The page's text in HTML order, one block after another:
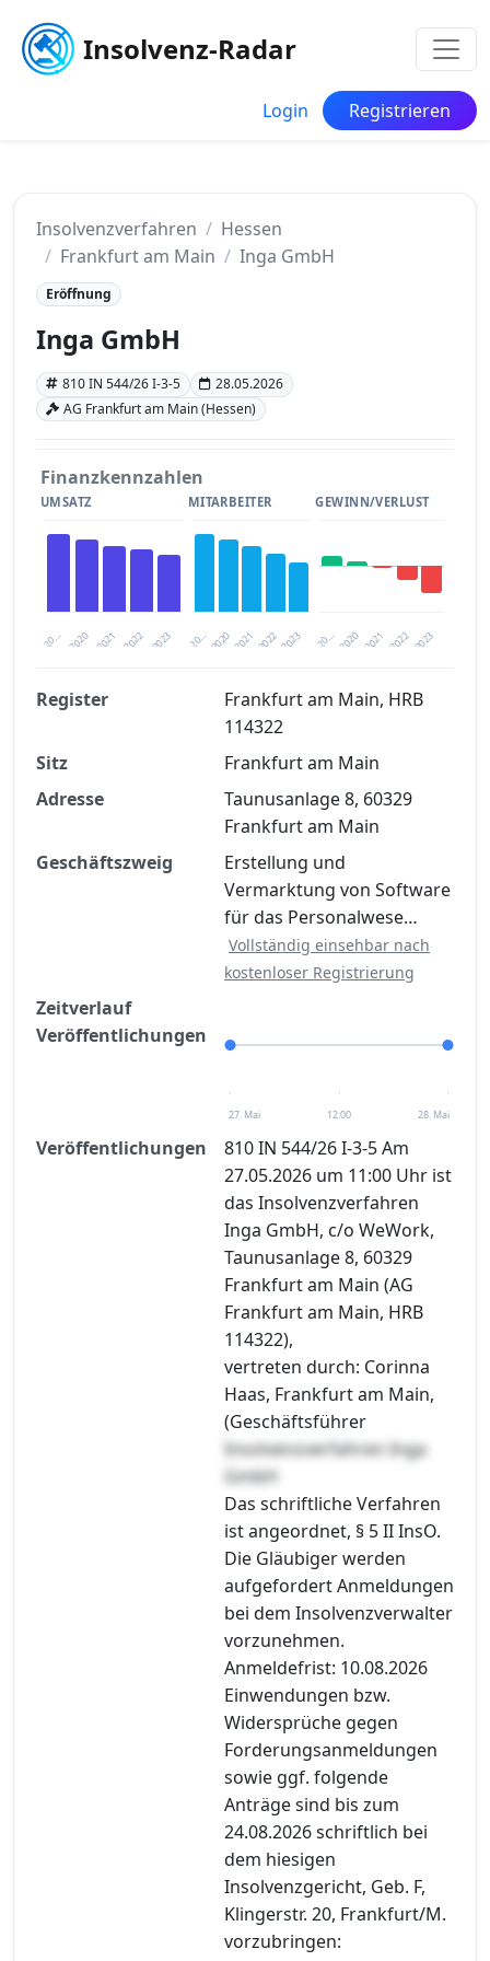
Insolvenz-Radar
Login Registrieren
Insolvenzverfahren
Hessen
Frankfurt am Main
Inga GmbH
Eröffnung
Inga GmbH
810 IN 544/26 I-3-5
28.05.2026
AG Frankfurt am Main (Hessen)
Finanzkennzahlen
UMSATZ
20… 2021 2023
2020 2022
MITARBEITER
20… 2021 2023
2020 2022
GEWINN/VERLUST
20… 2021 2023
2020 2022
Finanzkennzahlen nach kostenloser
Registrierung verfügbar
Jetzt kostenlos registrieren
Register
Frankfurt am Main, HRB
114322
Sitz
Frankfurt am Main
Adresse
Taunusanlage 8, 60329
Frankfurt am Main
Geschäftszweig
Erstellung und
Vermarktung von Software
für das Personalwese…
Vollständig einsehbar nach
kostenloser Registrierung
Zeitverlauf
Veröffentlichungen
27. Mai 12:00 28. Mai
Veröffentlichungen
810 IN 544/26 I-3-5 Am
27.05.2026 um 11:00 Uhr ist
das Insolvenzverfahren
Inga GmbH, c/o WeWork,
Taunusanlage 8, 60329
Frankfurt am Main (AG
Frankfurt am Main, HRB
114322),
vertreten durch: Corinna
Haas, Frankfurt am Main,
(Geschäftsführer
Insolvenzverfahren Inga
GmbH
Das schriftliche Verfahren
ist angeordnet, § 5 II InsO.
Die Gläubiger werden
aufgefordert Anmeldungen
bei dem Insolvenzverwalter
vorzunehmen.
Anmeldefrist: 10.08.2026
Einwendungen bzw.
Widersprüche gegen
Forderungsanmeldungen
sowie ggf. folgende
Anträge sind bis zum
24.08.2026 schriftlich bei
dem hiesigen
Insolvenzgericht, Geb. F,
Klingerstr. 20, Frankfurt/M.
vorzubringen: